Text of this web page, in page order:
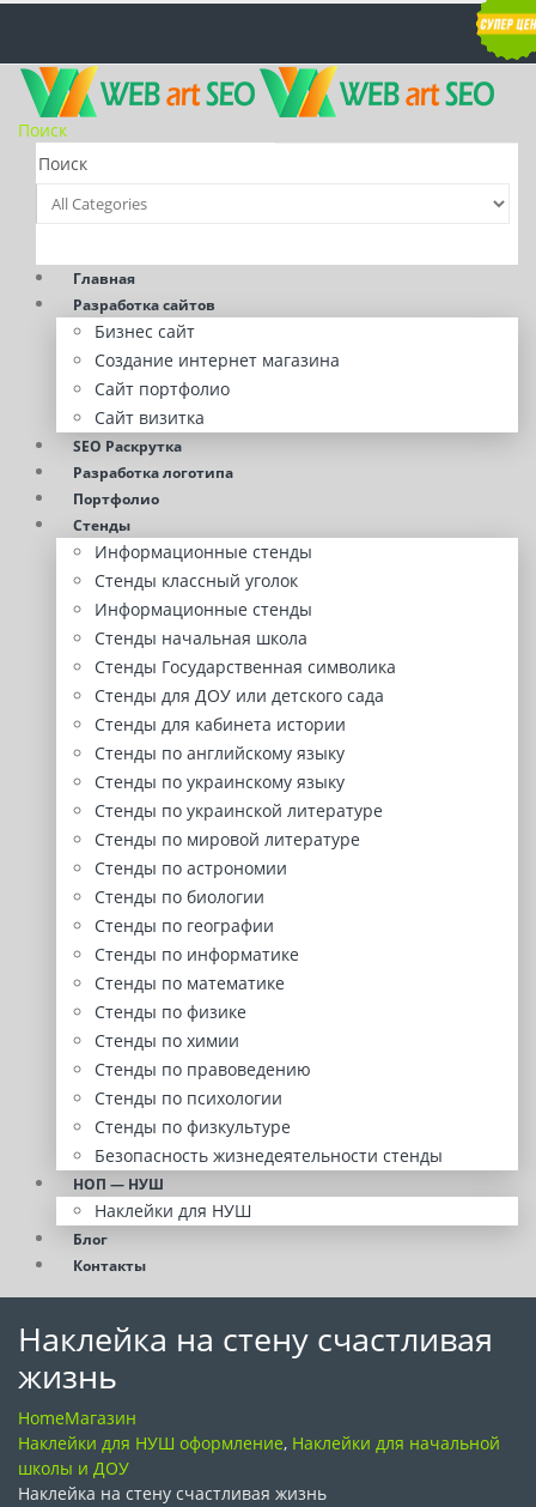
Поиск
Главная
Разработка сайтов
Бизнес сайт
Создание интернет магазина
Сайт портфолио
Сайт визитка
SEO Раскрутка
Разработка логотипа
Портфолио
Стенды
Информационные стенды
Стенды классный уголок
Информационные стенды
Стенды начальная школа
Стенды Государственная символика
Стенды для ДОУ или детского сада
Стенды для кабинета истории
Стенды по английскому языку
Стенды по украинскому языку
Стенды по украинской литературе
Стенды по мировой литературе
Стенды по астрономии
Стенды по биологии
Стенды по географии
Стенды по информатике
Стенды по математике
Стенды по физике
Стенды по химии
Стенды по правоведению
Стенды по психологии
Стенды по физкультуре
Безопасность жизнедеятельности стенды
НОП — НУШ
Наклейки для НУШ
Блог
Контакты
Наклейка на стену счастливая
жизнь
HomeМагазин
Наклейки для НУШ оформление, Наклейки для начальной
школы и ДОУ
Наклейка на стену счастливая жизнь